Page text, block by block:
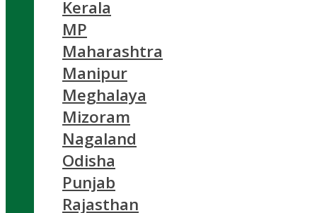
Kerala
MP
Maharashtra
Manipur
Meghalaya
Mizoram
Nagaland
Odisha
Punjab
Rajasthan